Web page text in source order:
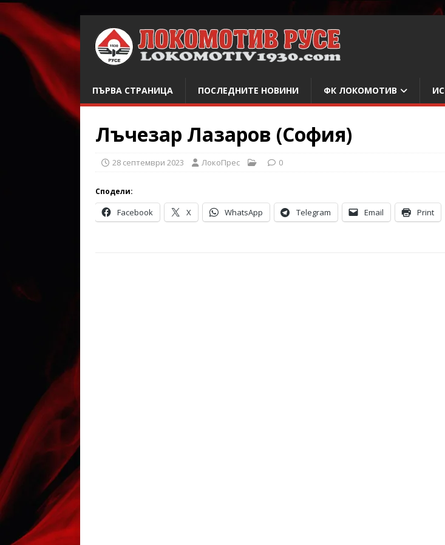
ПЪРВА СТРАНИЦА ПОСЛЕДНИТЕ НОВИНИ ФК ЛОКОМОТИВ
Лъчезар Лазаров (София)
28 септември 2023 ЛокоПрес 0
Сподели:
Facebook X WhatsApp Telegram Email Print